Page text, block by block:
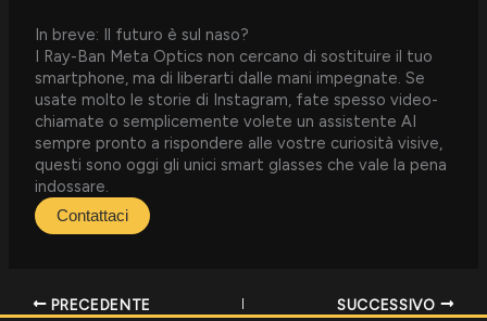
In breve: Il futuro è sul naso?
I Ray-Ban Meta Optics non cercano di sostituire il tuo
smartphone, ma di liberarti dalle mani impegnate. Se
usate molto le storie di Instagram, fate spesso video-
chiamate o semplicemente volete un assistente AI
sempre pronto a rispondere alle vostre curiosità visive,
questi sono oggi gli unici smart glasses che vale la pena
indossare.
Contattaci
PRECEDENTE SUCCESSIVO